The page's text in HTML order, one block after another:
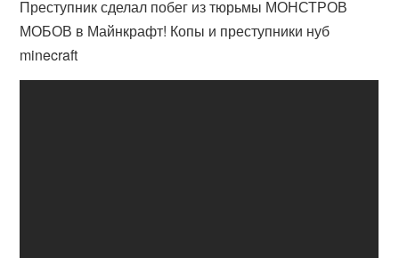
Преступник сделал побег из тюрьмы МОНСТРОВ
МОБОВ в Майнкрафт! Копы и преступники нуб
minecraft